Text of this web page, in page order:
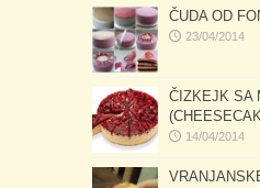
ČUDA OD
23/04/2014
ČIZKEJK SA
14/04/2014